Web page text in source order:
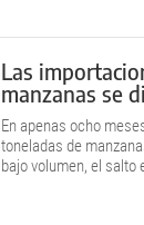
Las
manzanas se
En apenas ocho
toneladas de
bajo volumen, el